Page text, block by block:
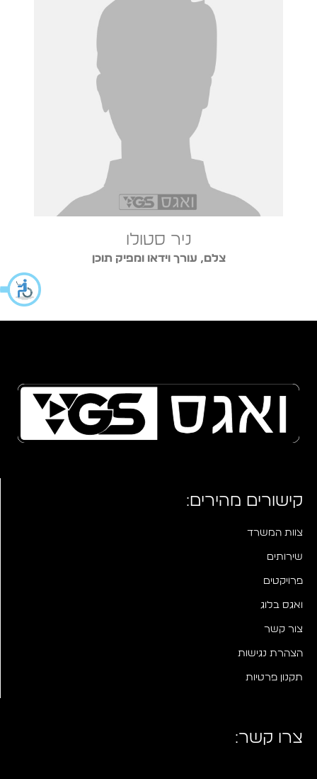
ניר סטולו
צלם, עורך וידאו ומפיק תוכן
קישורים מהירים:
צוות המשרד
שירותים
פרויקטים
ואגס בלוג
צור קשר
הצהרת נגישות
תקנון פרטיות
צרו קשר: